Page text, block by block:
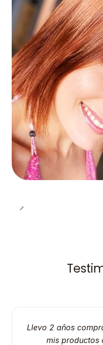
Llevo 2 años
mis productos